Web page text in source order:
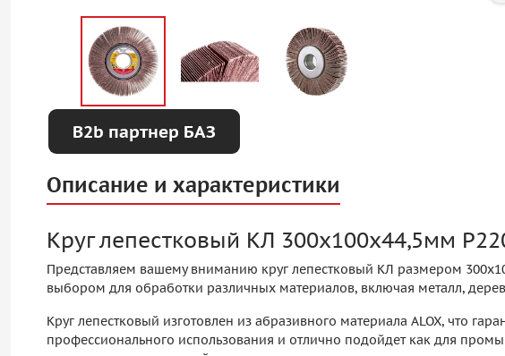
B2b партнер БАЗ
Описание и характеристики
Круг лепестковый КЛ 300х100х44,5мм
Представляем вашему вниманию круг лепестковый КЛ размером
выбором для обработки различных материалов, включая металл,
Круг лепестковый изготовлен из абразивного материала ALOX, что
профессионального использования и отлично подойдет как для